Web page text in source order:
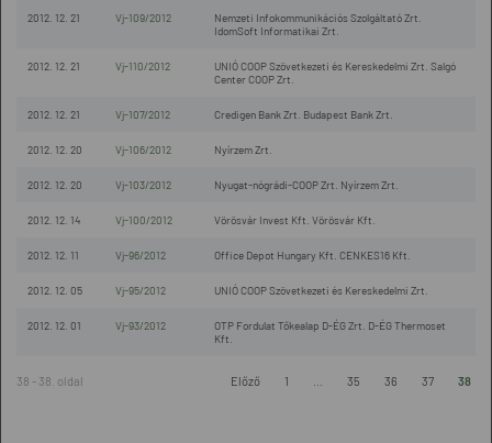
2012. 12. 21 Vj-109/2012
Nemzeti Infokommunikációs Szolgáltató Zrt.
IdomSoft Informatikai Zrt.
2012. 12. 21 Vj-110/2012
UNIÓ COOP Szövetkezeti és Kereskedelmi Zrt. Salgó
Center COOP Zrt.
2012. 12. 21 Vj-107/2012 Credigen Bank Zrt. Budapest Bank Zrt.
2012. 12. 20 Vj-106/2012 Nyírzem Zrt.
2012. 12. 20 Vj-103/2012 Nyugat-nógrádi-COOP Zrt. Nyírzem Zrt.
2012. 12. 14 Vj-100/2012 Vörösvár Invest Kft. Vörösvár Kft.
2012. 12. 11 Vj-96/2012 Office Depot Hungary Kft. CENKES16 Kft.
2012. 12. 05 Vj-95/2012 UNIÓ COOP Szövetkezeti és Kereskedelmi Zrt.
2012. 12. 01 Vj-93/2012
OTP Fordulat Tőkealap D-ÉG Zrt. D-ÉG Thermoset
Kft.
38 - 38. oldal Előző 1 35 36 37 38